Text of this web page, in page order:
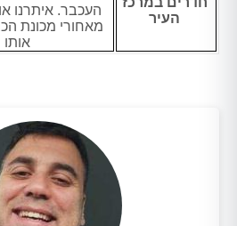
העיר
העכבר. איתרנו
מאחורי מכונת
אותו